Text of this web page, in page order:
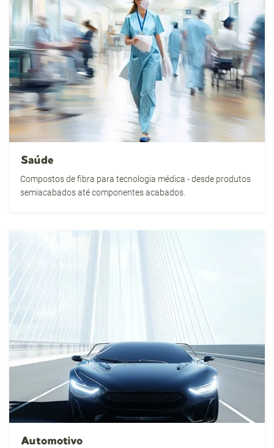
Saúde
Compostos de fibra para tecnologia médica - desde produtos
semiacabados até componentes acabados.
Automotivo